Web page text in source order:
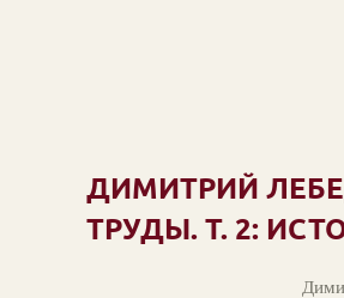
ДИМИТРИЙ
ТРУДЫ. Т. 2: